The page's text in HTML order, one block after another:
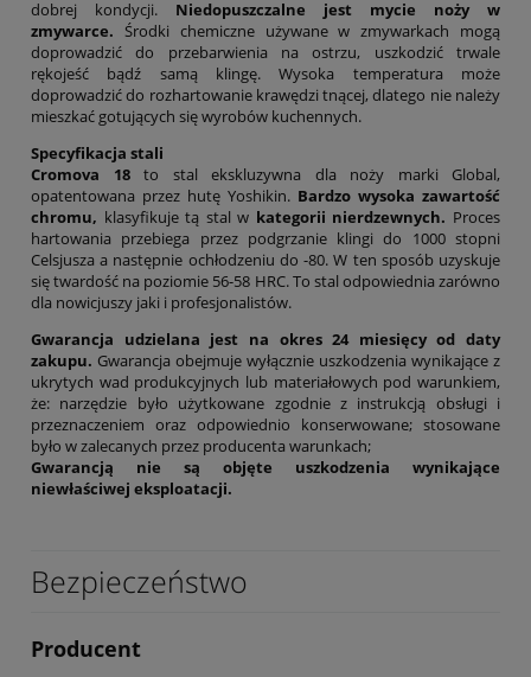
dobrej kondycji. Niedopuszczalne jest mycie noży w
zmywarce. Środki chemiczne używane w zmywarkach mogą
doprowadzić do przebarwienia na ostrzu, uszkodzić trwale
rękojeść bądź samą klingę. Wysoka temperatura może
doprowadzić do rozhartowanie krawędzi tnącej, dlatego nie należy
mieszkać gotujących się wyrobów kuchennych.
Specyfikacja stali
Cromova 18to stal ekskluzywna dla noży marki Global,
opatentowana przez hutę Yoshikin. Bardzo wysoka zawartość
chromu, klasyfikuje tą stal w kategorii nierdzewnych. Proces
hartowania przebiega przez podgrzanie klingi do 1000 stopni
Celsjusza a następnie ochłodzeniu do -80. W ten sposób uzyskuje
się twardość na poziomie 56-58 HRC. To stal odpowiednia zarówno
dla nowicjuszy jaki i profesjonalistów.
Gwarancja udzielana jest na okres 24 miesięcy od daty
zakupu. Gwarancja obejmuje wyłącznie uszkodzenia wynikające z
ukrytych wad produkcyjnych lub materiałowych pod warunkiem,
że: narzędzie było użytkowane zgodnie z instrukcją obsługi i
przeznaczeniem oraz odpowiednio konserwowane; stosowane
było w zalecanych przez producenta warunkach;
Gwarancją nie są objęte uszkodzenia wynikające
niewłaściwej eksploatacji.
Bezpieczeństwo
Producent